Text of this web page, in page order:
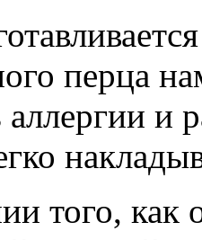
перца
и
того, как